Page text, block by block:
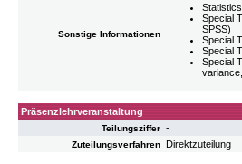
Sonstige Informationen
Special
SPSS)
Special
Special
Special
Präsenzlehrveranstaltung
Teilungsziffer -
Zuteilungsverfahren Direktzuteilung